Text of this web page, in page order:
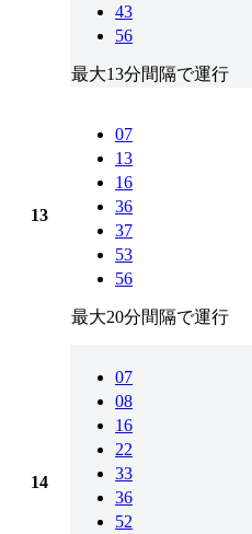
43
56
最大13分間隔で運行
13
07
13
16
36
37
53
56
最大20分間隔で運行
14
07
08
16
22
33
36
52